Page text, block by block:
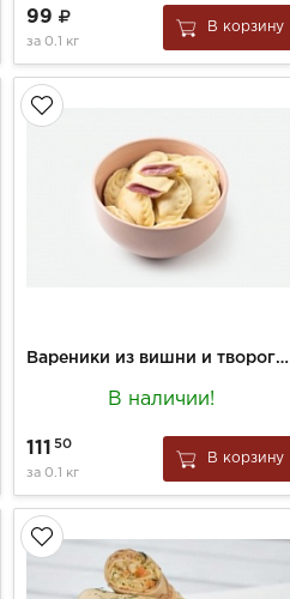
99
за0.1 кг
В корзину
Вареники из вишни и творога с/м вес.
В наличии!
111 50
за0.1 кг
В корзину